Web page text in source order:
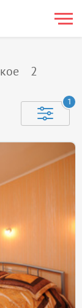
2
1